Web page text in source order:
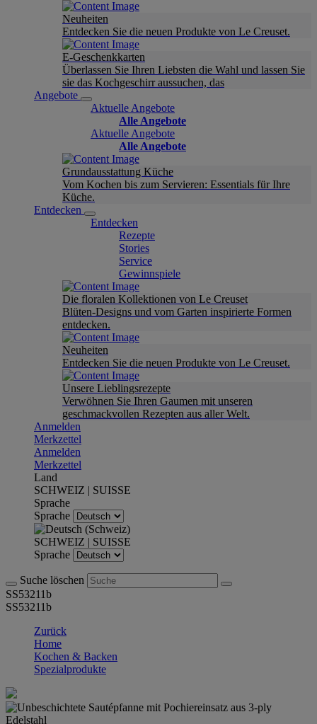
Neuheiten
Entdecken Sie die neuen Produkte von Le Creuset.
E-Geschenkkarten
Überlassen Sie Ihren Liebsten die Wahl und lassen Sie
sie das Kochgeschirr aussuchen, das
Angebote
Aktuelle Angebote
Alle Angebote
Aktuelle Angebote
Alle Angebote
Grundausstattung Küche
Vom Kochen bis zum Servieren: Essentials für Ihre
Küche.
Entdecken
Entdecken
Rezepte
Stories
Service
Gewinnspiele
Die floralen Kollektionen von Le Creuset
Blüten-Designs und vom Garten inspirierte Formen
entdecken.
Neuheiten
Entdecken Sie die neuen Produkte von Le Creuset.
Unsere Lieblingsrezepte
Verwöhnen Sie Ihren Gaumen mit unseren
geschmackvollen Rezepten aus aller Welt.
Anmelden
Merkzettel
Anmelden
Merkzettel
Land
SCHWEIZ | SUISSE
Sprache
Sprache
SCHWEIZ | SUISSE
Sprache
Suche löschen
SS53211b
SS53211b
Zurück
Home
Kochen & Backen
Spezialprodukte